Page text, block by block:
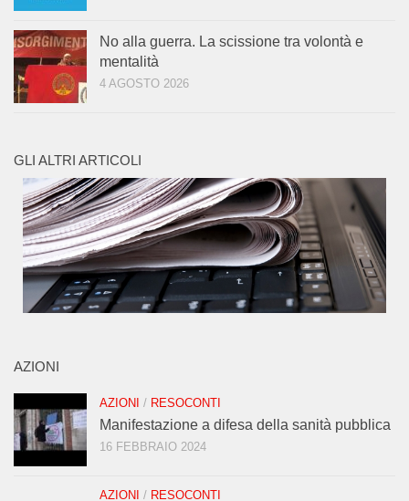
No alla guerra. La scissione tra volontà e
mentalità
4 AGOSTO 2026
GLI ALTRI ARTICOLI
AZIONI
AZIONI / RESOCONTI
Manifestazione a difesa della sanità pubblica
16 FEBBRAIO 2024
AZIONI / RESOCONTI